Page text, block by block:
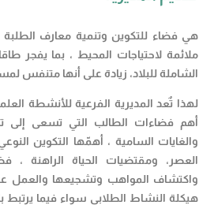
هي فضاء للتكوين وتنمية معارف
ملائمة لاحتياجات المحيط ، بما يفجر
الشاملة للبلاد، زيادة على أنها متنفس
لهذا تٌعد المديرية الفرعية للأنشطة
أهم فضاءات الطالب التي تسعى إلى
والغايات السامية ، أهمّها التكوين
العصر، ومقتضيات الحياة الراهنة ،
واكتشاف المواهب وتشجيعها والعمل
هيكلة النشاط الطلابي سواء فيما يرتبط